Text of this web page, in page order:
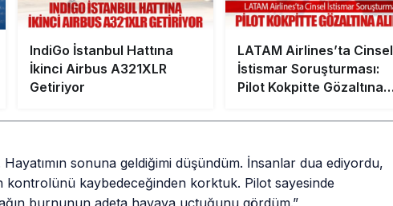
IndiGo İstanbul Hattına
İkinci Airbus A321XLR
Getiriyor
LATAM Airlines’ta Cinsel
İstismar Soruşturması:
Pilot Kokpitte Gözaltına
Hayatımın sonuna geldiğimi düşündüm. İnsanlar dua ediyordu,
kontrolünü kaybedeceğinden korktuk. Pilot sayesinde